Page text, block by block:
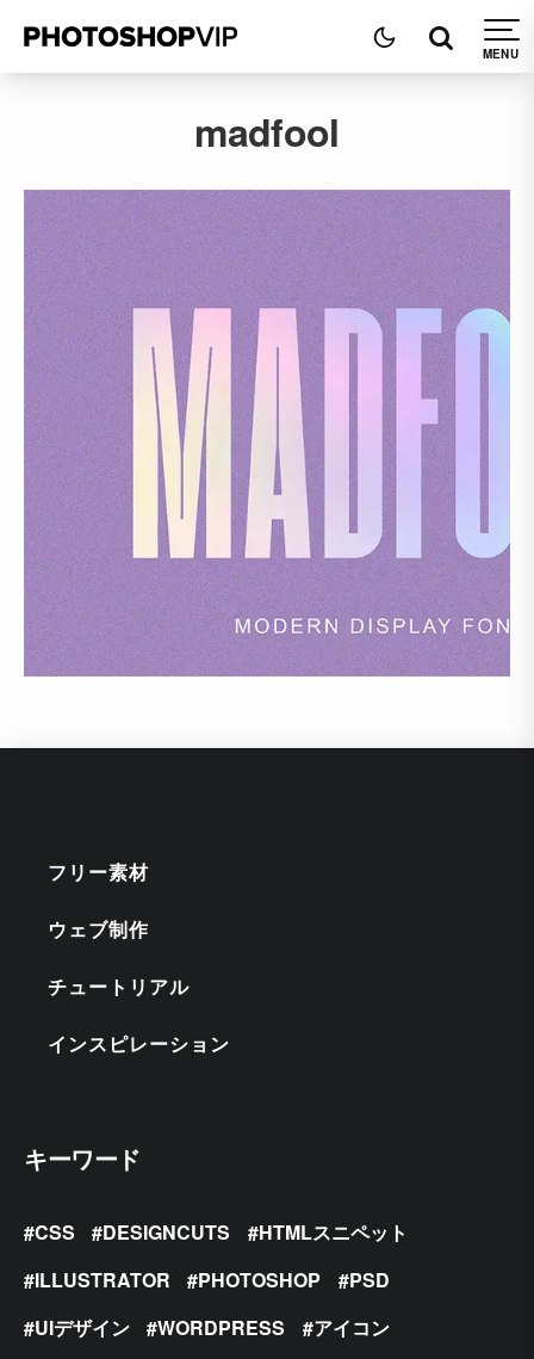
madfool
フリー素材
ウェブ制作
チュートリアル
インスピレーション
キーワード
CSS DESIGNCUTS
HTMLスニペット
ILLUSTRATOR
PHOTOSHOP
PSD
UIデザイン
WORDPRESS
アイコン